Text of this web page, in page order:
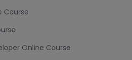
Course
Online Course